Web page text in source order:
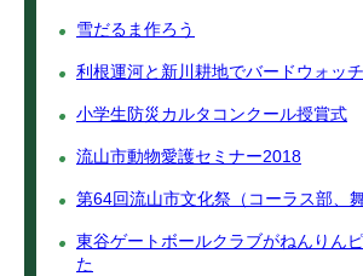
雪だるま作ろう
利根運河と新川耕地でバードウォッ
小学生防災カルタコンクール授賞式
流山市動物愛護セミナー2018
第64回流山市文化祭（コーラス部、舞
東谷ゲートボールクラブがねんりん
た